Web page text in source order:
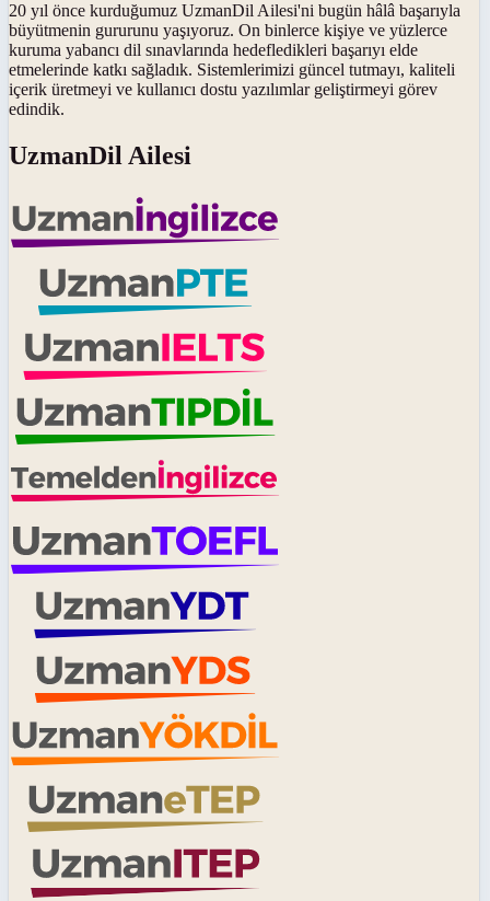
20 yıl önce kurduğumuz UzmanDil Ailesi'ni bugün hâlâ başarıyla
büyütmenin gururunu yaşıyoruz. On binlerce kişiye ve yüzlerce
kuruma yabancı dil sınavlarında hedefledikleri başarıyı elde
etmelerinde katkı sağladık. Sistemlerimizi güncel tutmayı, kaliteli
içerik üretmeyi ve kullanıcı dostu yazılımlar geliştirmeyi görev
edindik.
UzmanDil Ailesi